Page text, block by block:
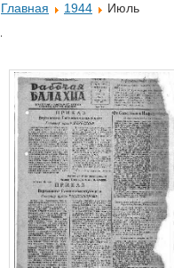
Главная 1944 Июль